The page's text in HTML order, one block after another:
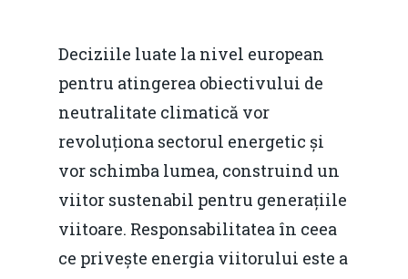
Deciziile luate la nivel european
pentru atingerea obiectivului de
neutralitate climatică vor
revoluționa sectorul energetic și
vor schimba lumea, construind un
viitor sustenabil pentru generațiile
viitoare. Responsabilitatea în ceea
ce privește energia viitorului este a